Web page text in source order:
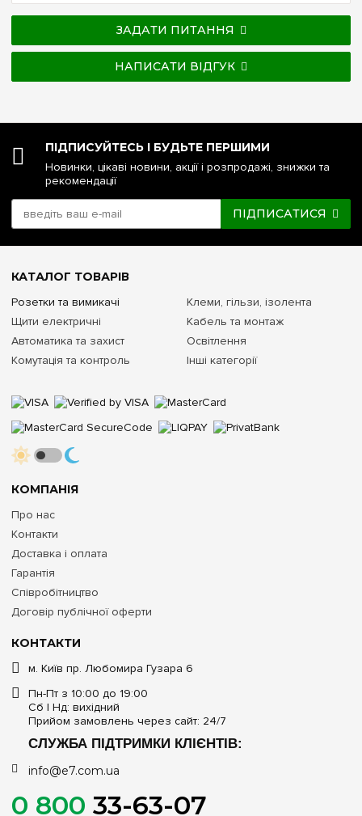
ЗАДАТИ ПИТАННЯ
НАПИСАТИ ВІДГУК
ПІДПИСУЙТЕСЬ І БУДЬТЕ ПЕРШИМИ
Новинки, цікаві новини, акції і розпродажі, знижки та
рекомендації
ПІДПИСАТИСЯ
КОНТАКТИ
м. Київ пр. Любомира Гузара 6
Пн-Пт з 10:00 до 19:00
Сб | Нд: вихідний
Прийом замовлень через сайт: 24/7
СЛУЖБА ПІДТРИМКИ КЛІЄНТІВ:
info@e7.com.ua
0 800 33-63-07
КОМПАНІЯ
Про нас
Контакти
Доставка і оплата
Гарантія
Співробітництво
Договір публічної оферти
КАТАЛОГ ТОВАРІВ
Розетки та вимикачі
Щити електричні
Автоматика та захист
Комутація та контроль
Клеми, гільзи, ізолента
Кабель та монтаж
Освітлення
Інші категорії